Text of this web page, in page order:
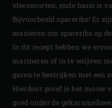
vleessoorten, ende basis is
Bijvoorbeeld spareribs! Er
manieren om spareribs op
In dit recept hebben we
marineren of in te wrijven
garen te bestrijken met een
Hierdoor proef je het mooie
goed onder de